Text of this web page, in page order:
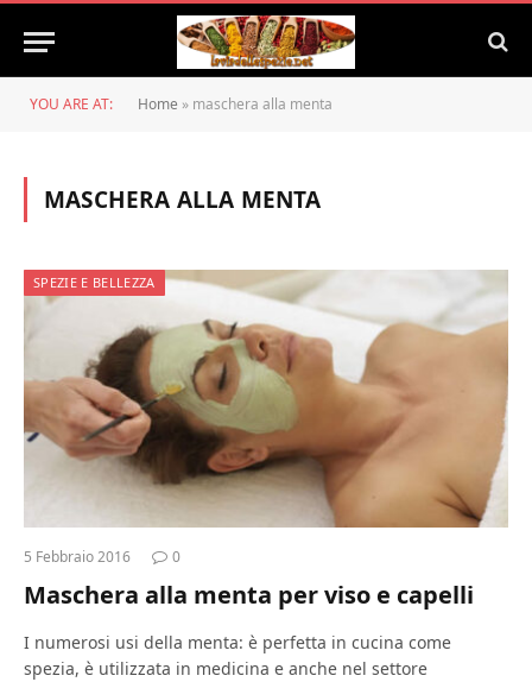
YOU ARE AT: Home » maschera alla menta
MASCHERA ALLA MENTA
SPEZIE E BELLEZZA
5 Febbraio 2016 0
Maschera alla menta per viso e capelli
I numerosi usi della menta: è perfetta in cucina come
spezia, è utilizzata in medicina e anche nel settore